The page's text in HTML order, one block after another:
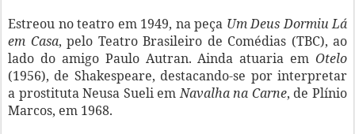
Estreou no teatro em 1949, na peça Um Deus Dormiu Lá
em Casa, pelo Teatro Brasileiro de Comédias (TBC), ao
lado do amigo Paulo Autran. Ainda atuaria em Otelo
(1956), de Shakespeare, destacando-se por interpretar
a prostituta Neusa Sueli emNavalha na Carne, de Plínio
Marcos, em 1968.